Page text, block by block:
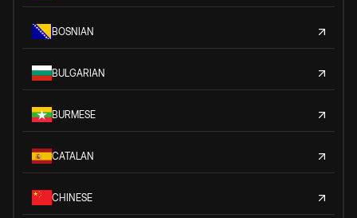
BOSNIAN
BULGARIAN
BURMESE
CATALAN
CHINESE